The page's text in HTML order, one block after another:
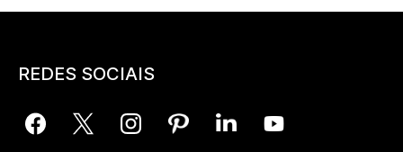
REDES SOCIAIS